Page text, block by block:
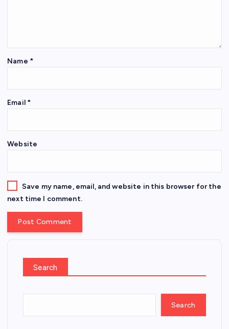
Name *
Email *
Website
Save my name, email, and website in this browser for the
next time I comment.
Search
Search